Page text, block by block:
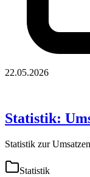
22.05.2026
Statistik:
Statistik zur
Statistik